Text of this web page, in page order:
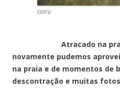
cairu
Atracado na praia
novamente pudemos
na praia e de momentos de
descontração e muitas